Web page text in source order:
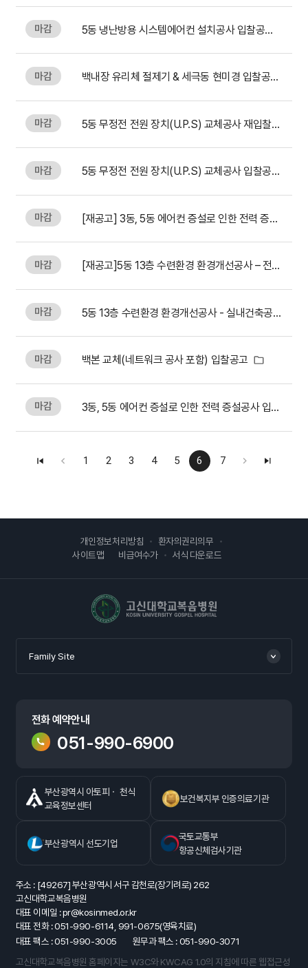
마감 5동 냉난방용 시스템에어컨 설치공사 입찰공고
마감 백내장 유리체 절제기 & 세극동 현미경 입찰공고
마감 5동 무정전 전원 장치(U.P.S) 교체공사 재입찰공고
마감 5동 무정전 전원 장치(U.P.S) 교체공사 입찰공고
마감 [재공고] 3동, 5동 에어컨 증설로 인한 전력 증설공사
마감 [재공고]5동 13층 수련환경 환경개선공사 – 전기공사
마감 5동 13층 수련환경 환경개선공사 - 실내건축공사
마감 백본 교체(네트워크 공사 포함) 입찰공고
마감 3동, 5동 에어컨 증설로 인한 전력 증설공사 입찰공고
1 2 3 4 5 6 7
개인정보처리방침
환자의권리의무
사이트맵
비급여수가 서식 다운로드
Family Site
전화 예약안내
051-990-6900
부산광역시 아토피ㆍ 천식
교육정보센터
보건복지부 인증의료기관
부산광역시 선도기업
국토교통부
항공신체검사기관
주소 : [49267] 부산광역시 서구 감천로(장기려로) 262
고신대학교복음병원
대표 이메일 : pr@kosinmed.or.kr
대표 전화 : 051-990-6114, 991-0675(영육치료)
대표 팩스 : 051-990-3005
원무과 팩스 : 051-990-3071
고신대학교복음병원 홈페이지는 W3C와 KWCAG 1.0의 지침에 따른 웹접근성